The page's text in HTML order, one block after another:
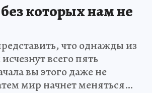
которых нам не
что однажды из
всего пять
вы этого даже не
мир начнет меняться…